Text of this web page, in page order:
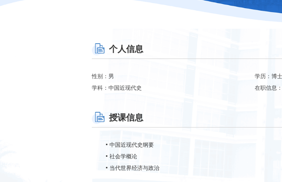
个人信息
性别：男 学历：博
学科：中国近现代史
在职信息
授课信息
中国近现代史纲要
社会学概论
当代世界经济与政治